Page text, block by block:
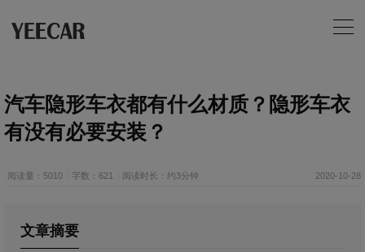
汽车隐形车衣都有什么材质？隐形车衣
有没有必要安装？
阅读量：5010 字数：621 阅读时长：约3分钟 2020-10-28
文章摘要